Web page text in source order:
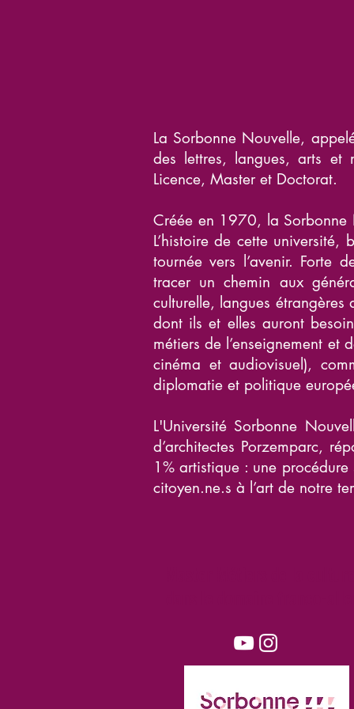
La Sorbonne Nouvelle,
des lettres, langues, arts et
Licence, Master et Doctorat.
Créée en 1970, la Sorbonne
L’histoire de cette
tournée vers l’avenir. Forte
tracer un chemin aux
culturelle, langues
dont ils et elles auront
métiers de l’enseignement et
cinéma et audiovisuel),
diplomatie et politique
L'Université Sorbonne
d’architectes Porzemparc,
1% artistique : une
citoyen.ne.s à l’art de notre